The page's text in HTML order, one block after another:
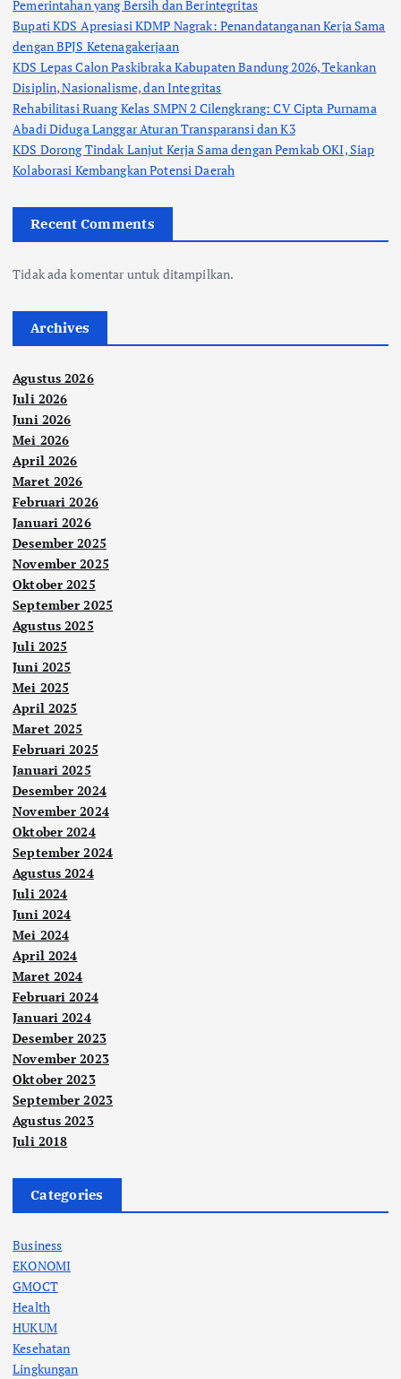
Pemerintahan yang Bersih dan Berintegritas
Bupati KDS Apresiasi KDMP Nagrak: Penandatanganan Kerja Sama
dengan BPJS Ketenagakerjaan
KDS Lepas Calon Paskibraka Kabupaten Bandung 2026, Tekankan
Disiplin, Nasionalisme, dan Integritas
Rehabilitasi Ruang Kelas SMPN 2 Cilengkrang: CV Cipta Purnama
Abadi Diduga Langgar Aturan Transparansi dan K3
KDS Dorong Tindak Lanjut Kerja Sama dengan Pemkab OKI, Siap
Kolaborasi Kembangkan Potensi Daerah
Recent Comments
Tidak ada komentar untuk ditampilkan.
Archives
Agustus 2026
Juli 2026
Juni 2026
Mei 2026
April 2026
Maret 2026
Februari 2026
Januari 2026
Desember 2025
November 2025
Oktober 2025
September 2025
Agustus 2025
Juli 2025
Juni 2025
Mei 2025
April 2025
Maret 2025
Februari 2025
Januari 2025
Desember 2024
November 2024
Oktober 2024
September 2024
Agustus 2024
Juli 2024
Juni 2024
Mei 2024
April 2024
Maret 2024
Februari 2024
Januari 2024
Desember 2023
November 2023
Oktober 2023
September 2023
Agustus 2023
Juli 2018
Categories
Business
EKONOMI
GMOCT
Health
HUKUM
Kesehatan
Lingkungan